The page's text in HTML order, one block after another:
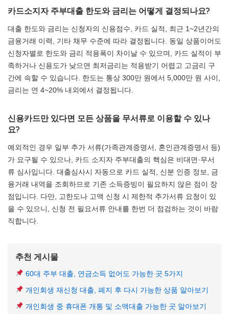
카드소지자 주부대출 한도와 금리는 어떻게 결정되나요?
대출 한도와 금리는 신청자의 신용점수, 카드 실적, 최근 1~2년간의
금융거래 이력, 기타 채무 수준에 따라 결정됩니다. 동일 상품이어도
신청자별로 한도와 금리 적용폭이 차이날 수 있으며, 카드 실적이 부
족하거나 신용도가 낮으면 최저금리는 적용받기 어렵고 고금리 구
간에 속할 수 있습니다. 한도는 통상 300만 원에서 5,000만 원 사이,
금리는 연 4~20% 내외에서 결정됩니다.
신용카드만 있다면 모든 상품을 무서류로 이용할 수 있나
요?
예외적인 경우 일부 추가 서류(가족관계증명서, 혼인관계증명서 등)
가 요구될 수 있으나, 카드 소지자 주부대출의 핵심은 비대면·무서
류 심사입니다. 대출심사시 자동으로 카드 실적, 신분 인증 정보, 금
융거래 내역을 조회하므로 기존 소득증빙이 필요하지 않은 점이 장
점입니다. 다만, 고한도나 고액 신청 시 제한적 추가서류 요청이 있
을 수 있으니, 신청 전 필요서류 안내를 한번 더 점검하는 것이 바람
직합니다.
추천 게시물
60대 주부 대출, 연금소득 없어도 가능한 곳 5가지
개인회생 재신청 대출, 폐지 후 다시 가능한 상품 알아보기
개인회생 중 휴대폰 개통 및 소액대출 가능한 곳 알아보기